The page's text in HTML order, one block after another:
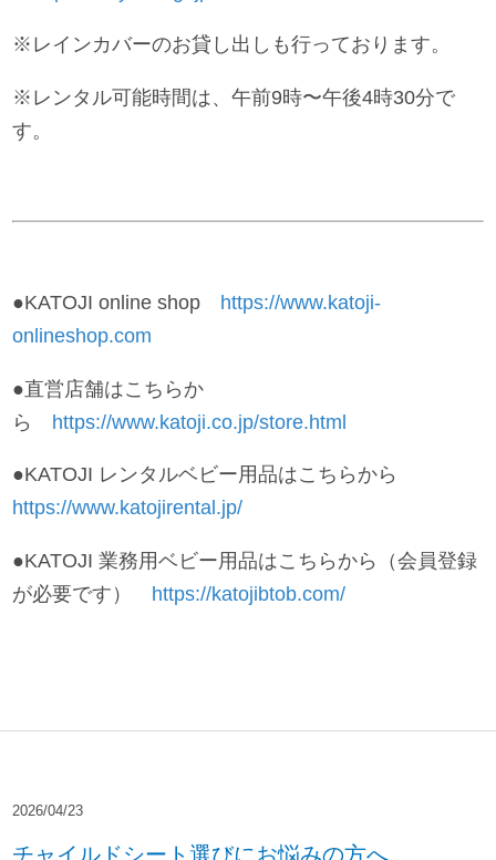
※レインカバーのお貸し出しも行っております。
※レンタル可能時間は、午前9時〜午後4時30分で
す。
●KATOJI online shop https://www.katoji-
onlineshop.com
●直営店舗はこちらか
ら https://www.katoji.co.jp/store.html
●KATOJI レンタルベビー用品はこちらから
https://www.katojirental.jp/
●KATOJI 業務用ベビー用品はこちらから（会員登録
が必要です） https://katojibtob.com/
2026/04/23
チャイルドシート選びにお悩みの方へ